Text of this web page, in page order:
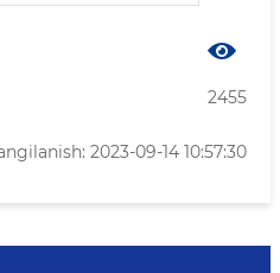
2455
2023-09-14 10:57:30